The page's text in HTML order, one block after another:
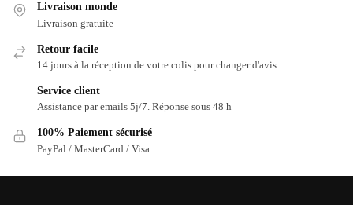
Livraison monde
Livraison gratuite
Retour facile
14 jours à la réception de votre colis pour changer d'avis
Service client
Assistance par emails 5j/7. Réponse sous 48 h
100% Paiement sécurisé
PayPal / MasterCard / Visa